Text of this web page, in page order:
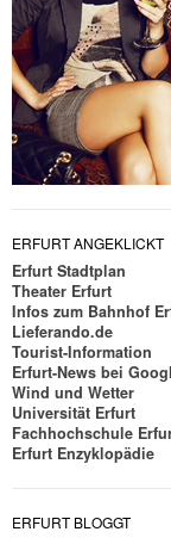
ERFURT ANGEKLICKT
Erfurt Stadtplan
Theater Erfurt
Infos zum Bahnhof
Lieferando.de
Tourist-Information
Erfurt-News bei
Wind und Wetter
Universität Erfurt
Fachhochschule
Erfurt Enzyklopädie
ERFURT BLOGGT